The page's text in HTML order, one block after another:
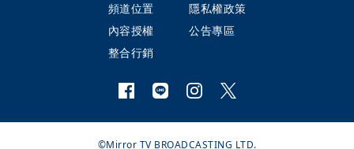
頻道位置
隱私權政策
內容授權
公告專區
整合行銷
©Mirror TV BROADCASTING LTD.